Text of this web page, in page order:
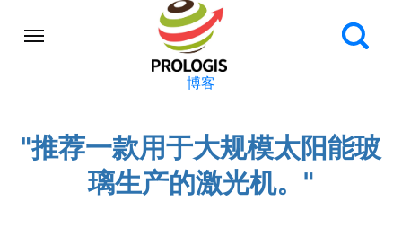
博客
"推荐一款用于大规模太阳能玻
璃生产的激光机。"